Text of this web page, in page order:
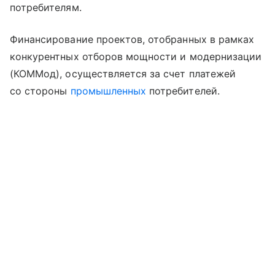
потребителям.
Финансирование проектов, отобранных в рамках
конкурентных отборов мощности и модернизации
(КОММод), осуществляется за счет платежей
со стороны промышленных потребителей.